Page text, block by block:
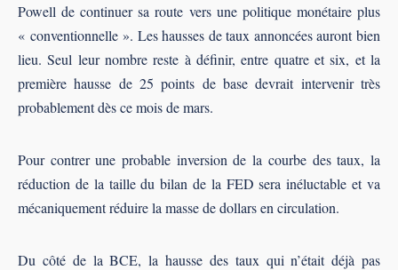
Powell de continuer sa route vers une politique monétaire plus
« conventionnelle ». Les hausses de taux annoncées auront bien
lieu. Seul leur nombre reste à définir, entre quatre et six, et la
première hausse de 25 points de base devrait intervenir très
probablement dès ce mois de mars.
Pour contrer une probable inversion de la courbe des taux, la
réduction de la taille du bilan de la FED sera inéluctable et va
mécaniquement réduire la masse de dollars en circulation.
Du côté de la BCE, la hausse des taux qui n’était déjà pas